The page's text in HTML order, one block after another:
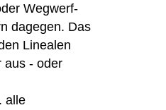
Wegwerf-
dagegen. Das
Linealen
aus - oder
alle